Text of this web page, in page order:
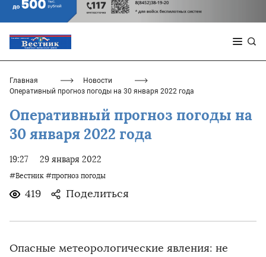
Главная
Новости
Оперативный прогноз погоды на 30 января 2022 года
Оперативный прогноз погоды на
30 января 2022 года
19:27 29 января 2022
#Вестник #прогноз погоды
419 Поделиться
Опасные метеорологические явления: не